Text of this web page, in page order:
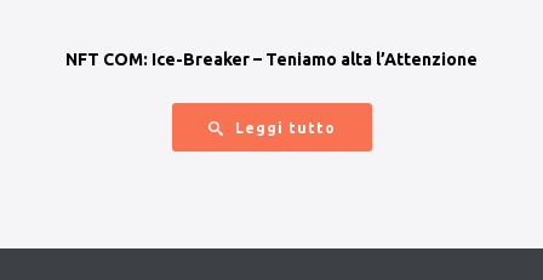
NFT COM: Ice-Breaker – Teniamo alta l’Attenzione
Leggi tutto